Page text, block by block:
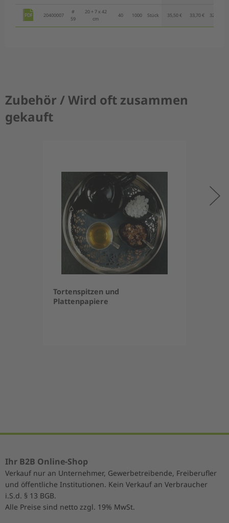
20400007
#
59
20 + 7 x 42
cm
40 1000 Stück 35,50 € 33,70 € 32,00 €
Zubehör / Wird oft zusammen
gekauft
Tortenspitzen und
Plattenpapiere
Ihr B2B Online-Shop
Verkauf nur an Unternehmer, Gewerbetreibende, Freiberufler
und öffentliche Institutionen. Kein Verkauf an Verbraucher
i.S.d. § 13 BGB.
Alle Preise sind netto zzgl. 19% MwSt.